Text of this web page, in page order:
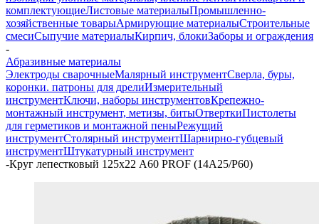
комплектующиеЛистовые материалыПромышленно-
хозяйственные товарыАрмирующие материалыСтроительные
смесиСыпучие материалыКирпич, блокиЗаборы и ограждения
-
Абразивные материалы
Электроды сварочныеМалярный инструментСверла, буры,
коронки. патроны для дрелиИзмерительный
инструментКлючи, наборы инструментовКрепежно-
монтажный инструмент, метизы, битыОтверткиПистолеты
для герметиков и монтажной пеныРежущий
инструментСтолярный инструментШарнирно-губцевый
инструментШтукатурный инструмент
-Круг лепестковый 125х22 A60 PROF (14А25/Р60)